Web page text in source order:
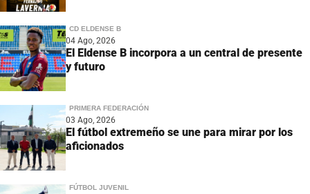
CD ELDENSE B
04 Ago, 2026
El Eldense B incorpora a un central de presente
y futuro
PRIMERA FEDERACIÓN
03 Ago, 2026
El fútbol extremeño se une para mirar por los
aficionados
FÚTBOL JUVENIL